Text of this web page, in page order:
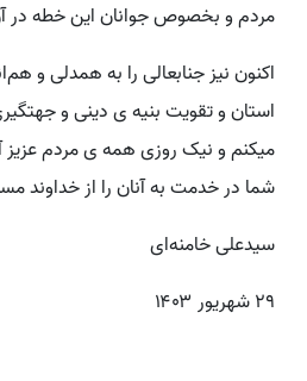
مردم و بخصوص جوانان این خطه
اکنون نیز جنابعالی را به همدلی و
استان و تقویت بنیه ی دینی و
میکنم و نیک روزی همه ی مردم عزیز
شما در خدمت به آنان را از خداوند
سیدعلی خامنه‌ای
۲۹ شهریور ۱۴۰۳